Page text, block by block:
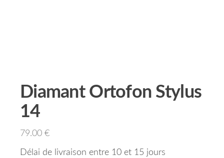
Diamant Ortofon Stylus
14
79.00 €
Délai de livraison entre 10 et 15 jours